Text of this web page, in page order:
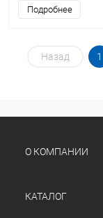
Подробнее
Назад 1
О КОМПАНИИ
КАТАЛОГ